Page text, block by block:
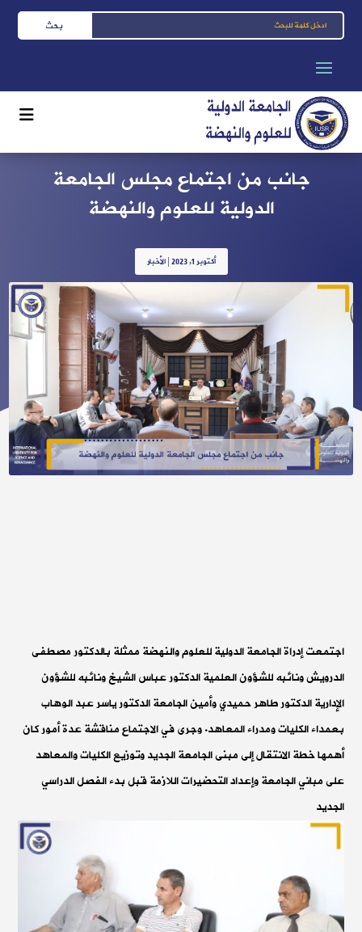
جانب من اجتماع مجلس الجامعة
الدولية للعلوم والنهضة
أكتوبر 1, 2023 |الأخبار
اجتمعت إدراة الجامعة الدولية للعلوم والنهضة ممثلة بالدكتور مصطفى
الدرويش ونائبه للشؤون العلمية الدكتور عباس الشيخ ونائبه للشؤون
الإدارية الدكتور طاهر حميدي وأمين الجامعة الدكتور ياسر عبد الوهاب
بعمداء الكليات ومدراء المعاهد. وجرى في الاجتماع مناقشة عدة أمور كان
أهمها خطة الانتقال إلى مبنى الجامعة الجديد وتوزيع الكليات والمعاهد
على مباني الجامعة وإعداد التحضيرات اللازمة قبل بدء الفصل الدراسي
الجديد